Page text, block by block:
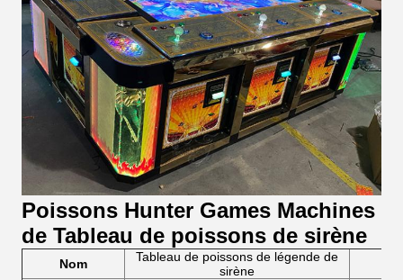
Poissons Hunter Games Machines
de Tableau de poissons de sirène
Nom
Tableau de poissons de légende de
sirène